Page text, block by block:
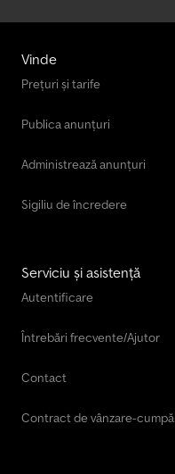
Vinde
Prețuri și tarife
Publica anunțuri
Administrează anunțuri
Sigiliu de încredere
Serviciu și asistență
Autentificare
Întrebări frecvente/Ajutor
Contact
Contract de vânzare-